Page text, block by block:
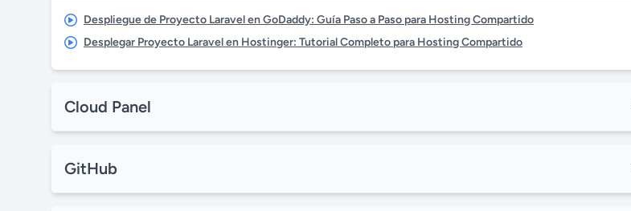
Despliegue de Proyecto Laravel en GoDaddy: Guía Paso a Paso para Hosting Compartido
Desplegar Proyecto Laravel en Hostinger: Tutorial Completo para Hosting Compartido
Cloud Panel
GitHub